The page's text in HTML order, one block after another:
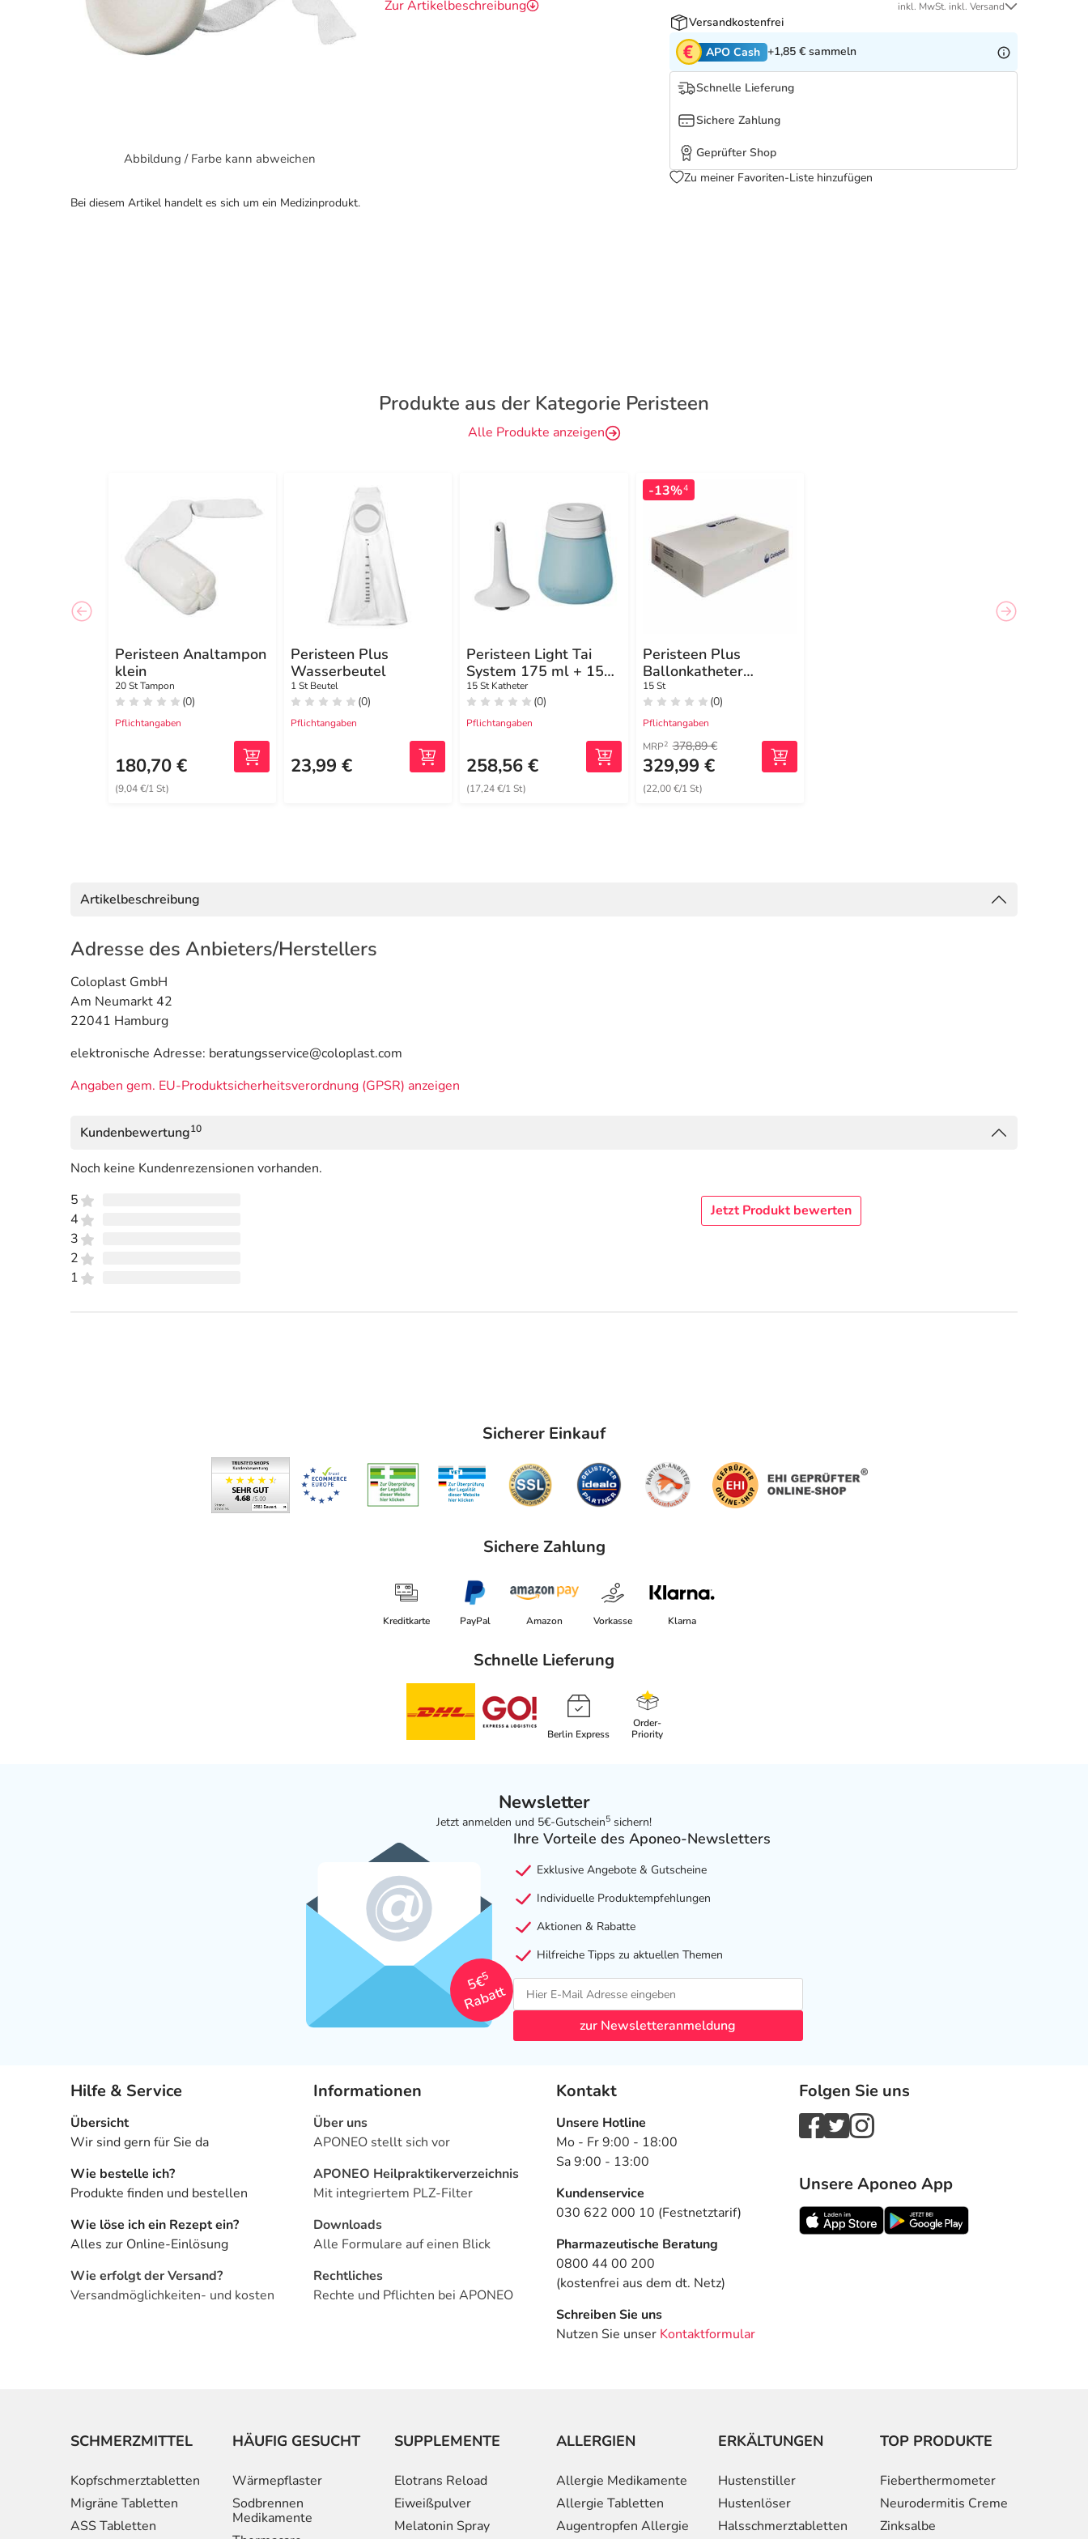
Abbildung / Farbe kann abweichen
Zur Artikelbeschreibung inkl. MwSt. inkl. Versand
Versandkostenfrei
APO Cash +1,85 € sammeln
Schnelle Lieferung
Sichere Zahlung
Geprüfter Shop
Zu meiner Favoriten-Liste hinzufügen
Bei diesem Artikel handelt es sich um ein Medizinprodukt.
Produkte aus der Kategorie Peristeen
Alle Produkte anzeigen
Peristeen Analtampon
klein
20 St Tampon
(0)
Pflichtangaben
180,70 €
(9,04 €/1 St)
Peristeen Plus
Wasserbeutel
1 St Beutel
(0)
Pflichtangaben
23,99 €
Peristeen Light Tai
System 175 ml + 15
Konuskatheter
15 St Katheter
(0)
Pflichtangaben
258,56 €
(17,24 €/1 St)
-13%4
Peristeen Plus
Ballonkatheter
Standard
15 St
(0)
Pflichtangaben
MRP2 378,89 €
329,99 €
(22,00 €/1 St)
Artikelbeschreibung
Adresse des Anbieters/Herstellers
Coloplast GmbH
Am Neumarkt 42
22041 Hamburg
elektronische Adresse: beratungsservice@coloplast.com
Angaben gem. EU-Produktsicherheitsverordnung (GPSR) anzeigen
Kundenbewertung10
Noch keine Kundenrezensionen vorhanden.
5
4
3
2
1
Jetzt Produkt bewerten
Sicherer Einkauf
Sichere Zahlung
Kreditkarte PayPal Amazon Vorkasse Klarna
Schnelle Lieferung
Berlin Express
Order-
Priority
Newsletter
Jetzt anmelden und 5€-Gutschein5 sichern!
5€
5
Rabatt
Ihre Vorteile des Aponeo-Newsletters
Exklusive Angebote & Gutscheine
Individuelle Produktempfehlungen
Aktionen & Rabatte
Hilfreiche Tipps zu aktuellen Themen
zur Newsletteranmeldung
Hilfe & Service
Übersicht
Wir sind gern für Sie da
Wie bestelle ich?
Produkte finden und bestellen
Wie löse ich ein Rezept ein?
Alles zur Online-Einlösung
Wie erfolgt der Versand?
Versandmöglichkeiten- und kosten
Informationen
Über uns
APONEO stellt sich vor
APONEO Heilpraktikerverzeichnis
Mit integriertem PLZ-Filter
Downloads
Alle Formulare auf einen Blick
Rechtliches
Rechte und Pflichten bei APONEO
Kontakt
Unsere Hotline
Mo - Fr 9:00 - 18:00
Sa 9:00 - 13:00
Kundenservice
030 622 000 10 (Festnetztarif)
Pharmazeutische Beratung
0800 44 00 200
(kostenfrei aus dem dt. Netz)
Schreiben Sie uns
Nutzen Sie unser Kontaktformular
Folgen Sie uns
Unsere Aponeo App
SCHMERZMITTEL
Kopfschmerztabletten
Migräne Tabletten
ASS Tabletten
HÄUFIG GESUCHT
Wärmepflaster
Sodbrennen
Medikamente
SUPPLEMENTE
Elotrans Reload
Eiweißpulver
Melatonin Spray
ALLERGIEN
Allergie Medikamente
Allergie Tabletten
Augentropfen Allergie
ERKÄLTUNGEN
Hustenstiller
Hustenlöser
Halsschmerztabletten
TOP PRODUKTE
Fieberthermometer
Neurodermitis Creme
Zinksalbe